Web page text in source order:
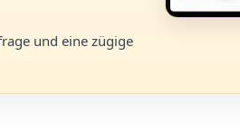
und eine zügige